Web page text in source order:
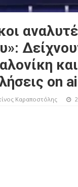
on
Καραποστόλης